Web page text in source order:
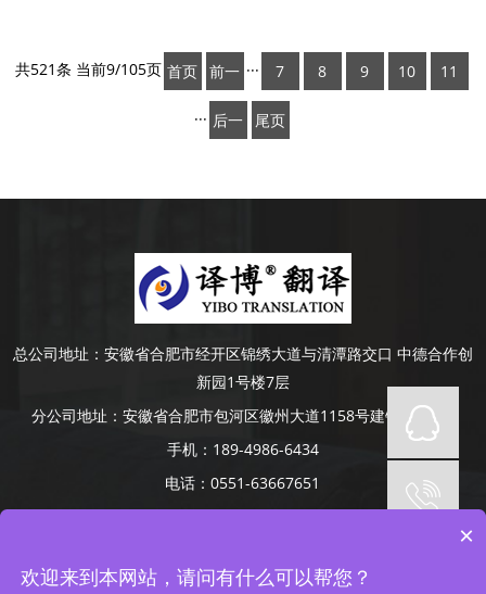
共521条 当前9/105页 首页
前一
页
··· 7 8 9 10 11
··· 后一
尾页
总公司地址： 安徽省合肥市经开区锦绣大道与清潭路交口 中德合作创
新园1号楼7层
分公司地址： 安徽省合肥市包河区徽州大道1158号建银大厦4楼
手机： 189-4986-6434
电话：0551-63667651
承接合肥、芜湖、蚌埠、滁州、阜阳、六安、淮南、安庆等地口译项
×
欢迎来到本网站，请问有什么可以帮您？